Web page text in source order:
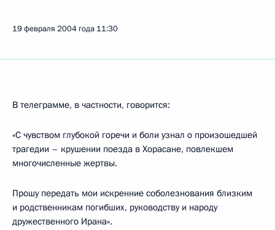
19 февраля 2004 года 11:30
В телеграмме, в частности, говорится:
«С чувством глубокой горечи и боли узнал о произошедшей
трагедии – крушении поезда в Хорасане, повлекшем
многочисленные жертвы.
Прошу передать мои искренние соболезнования близким
и родственникам погибших, руководству и народу
дружественного Ирана».